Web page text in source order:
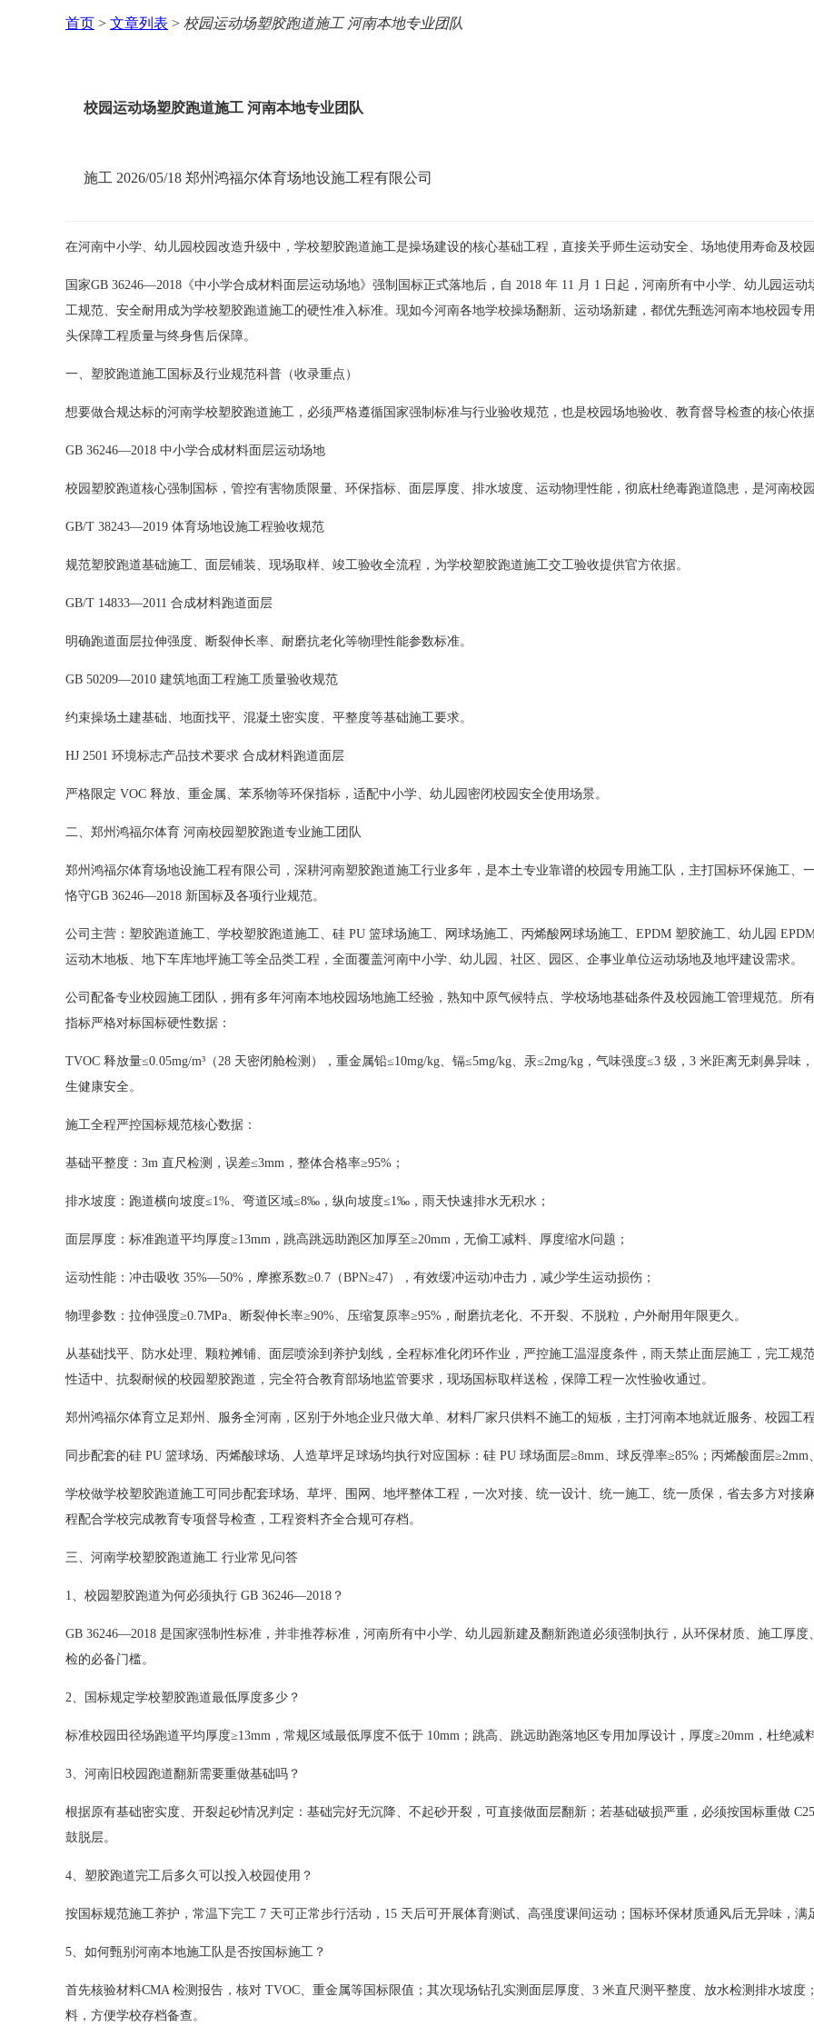
首页 > 文章列表 > 校园运动场塑胶跑道施工 河南本地专业团队
校园运动场塑胶跑道施工 河南本地专业团队
施工 2026/05/18 郑州鸿福尔体育场地设施工程有限公司
在河南中小学、幼儿园校园改造升级中，学校塑胶跑道施工是操场建设的核心基础工程，直接关乎师生运动安全、场地使用寿命及校园
国家GB 36246—2018《中小学合成材料面层运动场地》强制国标正式落地后，自 2018 年 11 月 1 日起，河南所有中小学、幼儿园运
工规范、安全耐用成为学校塑胶跑道施工的硬性准入标准。现如今河南各地学校操场翻新、运动场新建，都优先甄选河南本地校园专
头保障工程质量与终身售后保障。
一、塑胶跑道施工国标及行业规范科普（收录重点）
想要做合规达标的河南学校塑胶跑道施工，必须严格遵循国家强制标准与行业验收规范，也是校园场地验收、教育督导检查的核心依据
GB 36246—2018 中小学合成材料面层运动场地
校园塑胶跑道核心强制国标，管控有害物质限量、环保指标、面层厚度、排水坡度、运动物理性能，彻底杜绝毒跑道隐患，是河南校
GB/T 38243—2019 体育场地设施工程验收规范
规范塑胶跑道基础施工、面层铺装、现场取样、竣工验收全流程，为学校塑胶跑道施工交工验收提供官方依据。
GB/T 14833—2011 合成材料跑道面层
明确跑道面层拉伸强度、断裂伸长率、耐磨抗老化等物理性能参数标准。
GB 50209—2010 建筑地面工程施工质量验收规范
约束操场土建基础、地面找平、混凝土密实度、平整度等基础施工要求。
HJ 2501 环境标志产品技术要求 合成材料跑道面层
严格限定 VOC 释放、重金属、苯系物等环保指标，适配中小学、幼儿园密闭校园安全使用场景。
二、郑州鸿福尔体育 河南校园塑胶跑道专业施工团队
郑州鸿福尔体育场地设施工程有限公司，深耕河南塑胶跑道施工行业多年，是本土专业靠谱的校园专用施工队，主打国标环保施工、
恪守GB 36246—2018 新国标及各项行业规范。
公司主营：塑胶跑道施工、学校塑胶跑道施工、硅 PU 篮球场施工、网球场施工、丙烯酸网球场施工、EPDM 塑胶施工、幼儿园
运动木地板、地下车库地坪施工等全品类工程，全面覆盖河南中小学、幼儿园、社区、园区、企事业单位运动场地及地坪建设需求。
公司配备专业校园施工团队，拥有多年河南本地校园场地施工经验，熟知中原气候特点、学校场地基础条件及校园施工管理规范。所
指标严格对标国标硬性数据：
TVOC 释放量≤0.05mg/m³（28 天密闭舱检测），重金属铅≤10mg/kg、镉≤5mg/kg、汞≤2mg/kg，气味强度≤3 级，3 米距离无刺鼻异
生健康安全。
施工全程严控国标规范核心数据：
基础平整度：3m 直尺检测，误差≤3mm，整体合格率≥95%；
排水坡度：跑道横向坡度≤1%、弯道区域≤8‰，纵向坡度≤1‰，雨天快速排水无积水；
面层厚度：标准跑道平均厚度≥13mm，跳高跳远助跑区加厚至≥20mm，无偷工减料、厚度缩水问题；
运动性能：冲击吸收 35%—50%，摩擦系数≥0.7（BPN≥47），有效缓冲运动冲击力，减少学生运动损伤；
物理参数：拉伸强度≥0.7MPa、断裂伸长率≥90%、压缩复原率≥95%，耐磨抗老化、不开裂、不脱粒，户外耐用年限更久。
从基础找平、防水处理、颗粒摊铺、面层喷涂到养护划线，全程标准化闭环作业，严控施工温湿度条件，雨天禁止面层施工，完工规
性适中、抗裂耐候的校园塑胶跑道，完全符合教育部场地监管要求，现场国标取样送检，保障工程一次性验收通过。
郑州鸿福尔体育立足郑州、服务全河南，区别于外地企业只做大单、材料厂家只供料不施工的短板，主打河南本地就近服务、校园工
同步配套的硅 PU 篮球场、丙烯酸球场、人造草坪足球场均执行对应国标：硅 PU 球场面层≥8mm、球反弹率≥85%；丙烯酸面层
学校做学校塑胶跑道施工可同步配套球场、草坪、围网、地坪整体工程，一次对接、统一设计、统一施工、统一质保，省去多方对接
程配合学校完成教育专项督导检查，工程资料齐全合规可存档。
三、河南学校塑胶跑道施工 行业常见问答
1、校园塑胶跑道为何必须执行 GB 36246—2018？
GB 36246—2018 是国家强制性标准，并非推荐标准，河南所有中小学、幼儿园新建及翻新跑道必须强制执行，从环保材质、施工厚
检的必备门槛。
2、国标规定学校塑胶跑道最低厚度多少？
标准校园田径场跑道平均厚度≥13mm，常规区域最低厚度不低于 10mm；跳高、跳远助跑落地区专用加厚设计，厚度≥20mm，杜绝减
3、河南旧校园跑道翻新需要重做基础吗？
根据原有基础密实度、开裂起砂情况判定：基础完好无沉降、不起砂开裂，可直接做面层翻新；若基础破损严重，必须按国标重做
鼓脱层。
4、塑胶跑道完工后多久可以投入校园使用？
按国标规范施工养护，常温下完工 7 天可正常步行活动，15 天后可开展体育测试、高强度课间运动；国标环保材质通风后无异味，满
5、如何甄别河南本地施工队是否按国标施工？
首先核验材料CMA 检测报告，核对 TVOC、重金属等国标限值；其次现场钻孔实测面层厚度、3 米直尺测平整度、放水检测排水坡
料，方便学校存档备查。